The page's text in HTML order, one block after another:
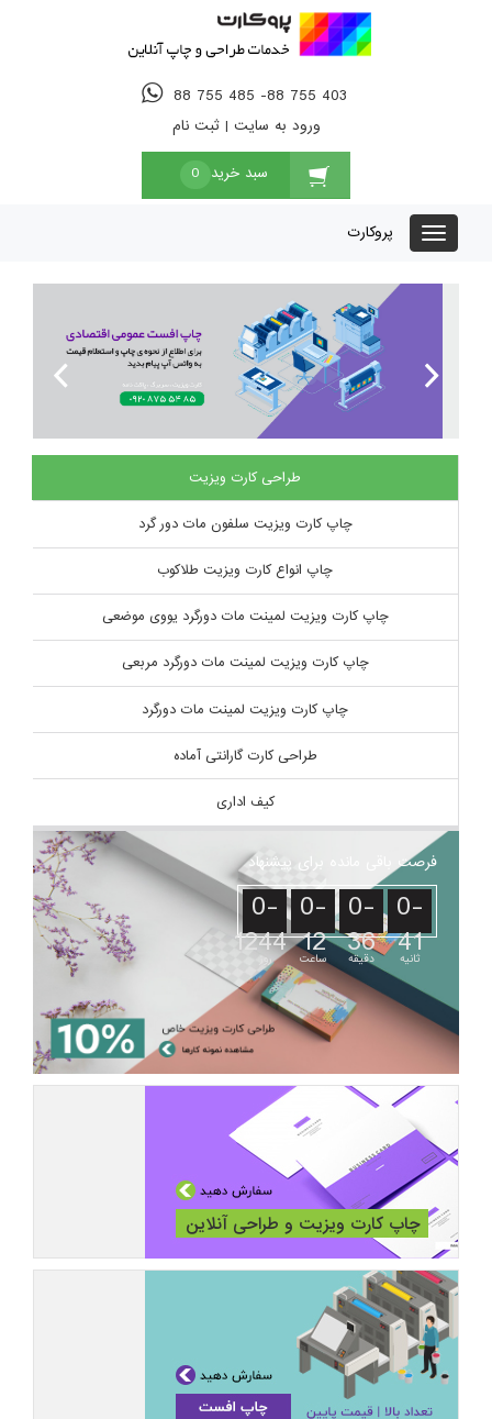
88 755 485 -88 755 403
ورود به سایت |ثبت نام
سبد خرید 0
پروکارت
طراحی کارت ویزیت
چاپ کارت ویزیت سلفون مات دور گرد
چاپ انواع کارت ویزیت طلاکوب
چاپ کارت ویزیت لمینت مات دورگرد یووی موضعی
چاپ کارت ویزیت لمینت مات دورگرد مربعی
چاپ کارت ویزیت لمینت مات دورگرد
طراحی کارت گارانتی آماده
کیف اداری
فرصت باقی مانده برای پیشنهاد
0-
1244
روز
0-
12
ساعت
0-
36
دقیقه
0-
42
ثانیه
چاپ کارت ویزیت و طراحی آنلاین